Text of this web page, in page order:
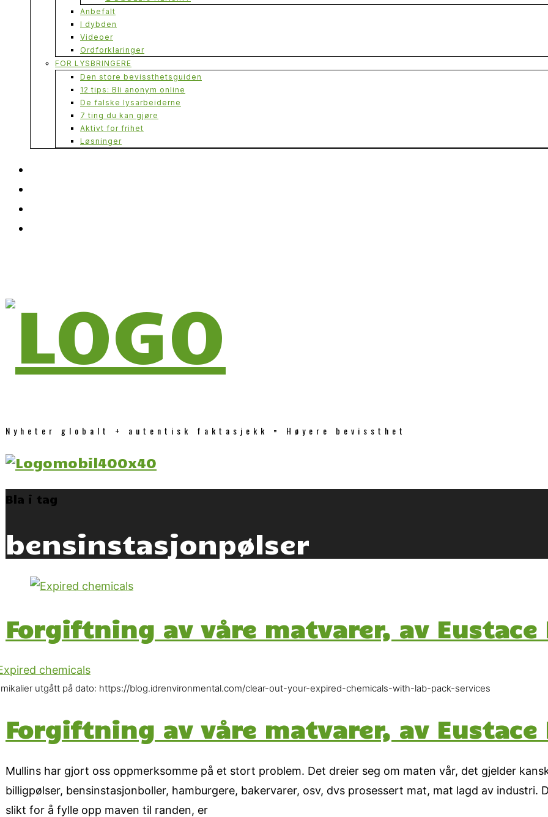
Anbefalt
I dybden
Videoer
Ordforklaringer
FOR LYSBRINGERE
Den store bevissthetsguiden
12 tips: Bli anonym online
De falske lysarbeiderne
7 ting du kan gjøre
Aktivt for frihet
Løsninger
Nyheter globalt + autentisk faktasjekk = Høyere bevissthet
Bla i tag
bensinstasjonpølser
Forgiftning av våre matvarer, av Eustace
utgått på dato: https://blog.idrenvironmental.com/clear-out-your-expired-chemicals-with-lab-pack-services
Forgiftning av våre matvarer, av Eustace
Mullins har gjort oss oppmerksomme på et stort problem. Det dreier seg om maten vår, det gjelder
billigpølser, bensinstasjonboller, hamburgere, bakervarer, osv, dvs prosessert mat, mat lagd av industri.
slikt for å fylle opp maven til randen, er